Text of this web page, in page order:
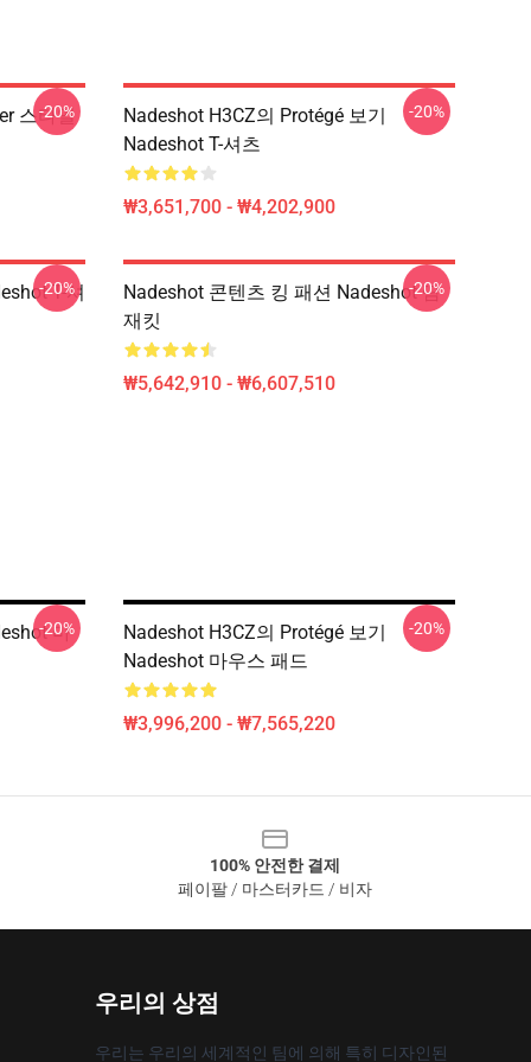
스타일
-20%
Nadeshot H3CZ의 Protégé 보기
Nadeshot T-셔츠
₩3,651,700 - ₩4,202,900
-20%
T-셔
-20%
Nadeshot 콘텐츠 킹 패션 Nadeshot 땀
재킷
₩5,642,910 - ₩6,607,510
-20%
마
-20%
Nadeshot H3CZ의 Protégé 보기
Nadeshot 마우스 패드
₩3,996,200 - ₩7,565,220
-20%
100% 안전한 결제
페이팔 / 마스터카드 / 비자
우리의 상점
우리는 우리의 세계적인 팀에 의해 특히 디자인된